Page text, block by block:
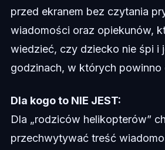
przed ekranem bez czytania
wiadomości oraz opiekunów,
wiedzieć, czy dziecko nie śpi i
godzinach, w których
Dla kogo to NIE JEST:
Dla „rodziców helikopterów”
przechwytywać treść